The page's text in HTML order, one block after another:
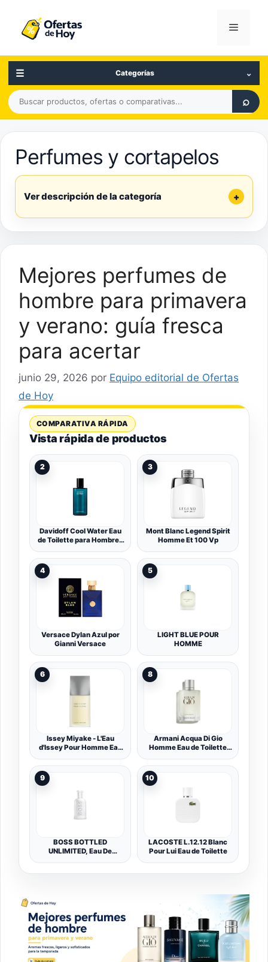
contenido
Menú
☰ Categorías ⌄
Buscar
productos,
comparativas
⌕
Perfumes y cortapelos
Ver descripción de la categoría +
Mejores perfumes de
hombre para primavera
y verano: guía fresca
para acertar
junio 29, 2026 por Equipo editorial de Ofertas
de Hoy
COMPARATIVA RÁPIDA
Vista rápida de productos
2
Davidoff Cool Water Eau
de Toilette para Hombre |
masculina, fresca y con
notas de cilantro, menta y
lavanda | Intensidad
media | 75 ml
3
Mont Blanc Legend Spirit
Homme Et 100 Vp
4
Versace Dylan Azul por
Gianni Versace
5
LIGHT BLUE POUR
HOMME
6
Issey Miyake - L'Eau
d'Issey Pour Homme Eau
Hombre Amaderado y
Acuático con Yuzu, Nuez
Moscada y Sandalo -
Fragancia Fresca y
Sofisticada
8
Armani Acqua Di Gio
Homme Eau de Toilette
9
BOSS BOTTLED
UNLIMITED, Eau De
10
LACOSTE L.12.12 Blanc
Pour Lui Eau de Toilette